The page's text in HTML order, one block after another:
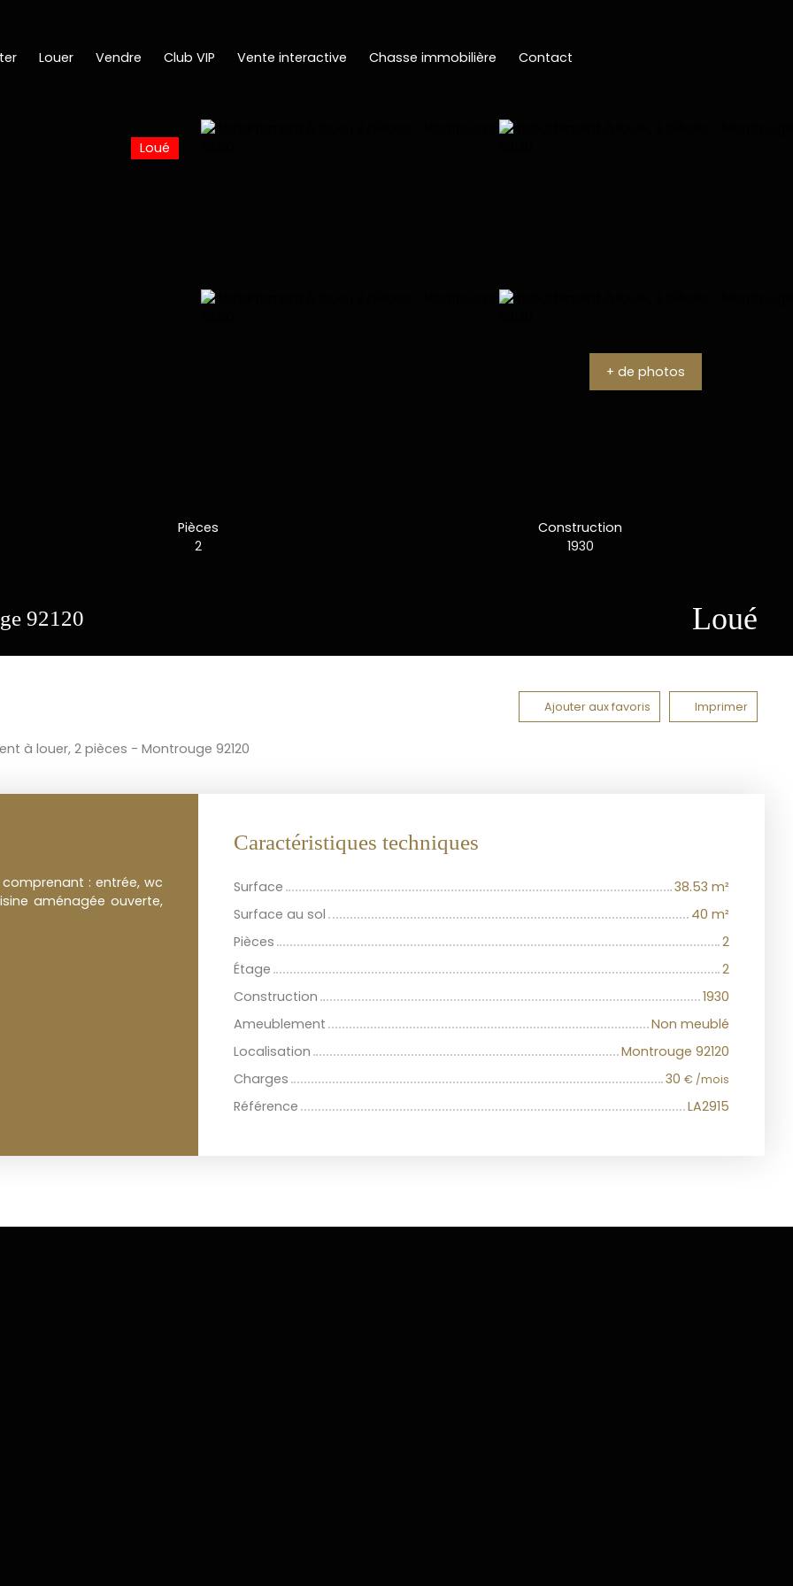
Louer Vendre Club VIP Vente interactive Chasse immobilière Contact
Loué
+ de photos
Pièces
2
Construction
1930
92120 Loué
Ajouter aux favoris Imprimer
à louer, 2 pièces - Montrouge 92120
: entrée, wc
aménagée ouverte,
Caractéristiques techniques
Surface 38.53 m²
Surface au sol
40 m²
Pièces
2
Étage
2
Construction
1930
Ameublement
Non meublé
Localisation
Montrouge 92120
Charges
30 € /mois
Référence LA2915